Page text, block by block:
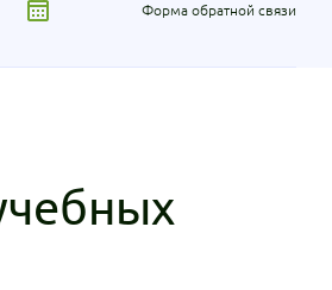
Форма обратной связи